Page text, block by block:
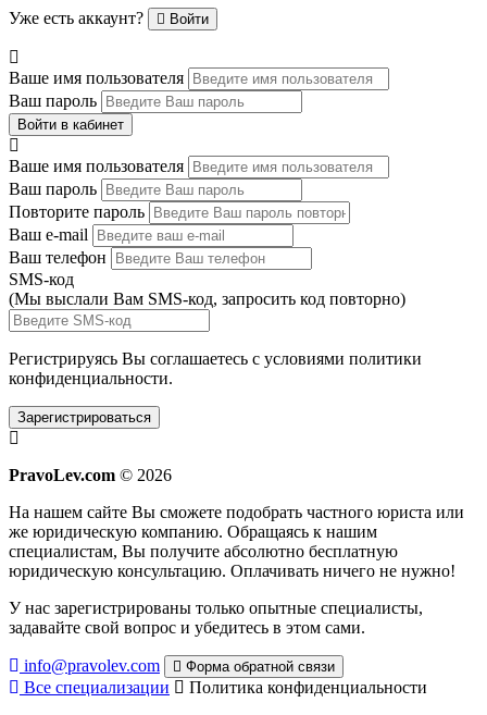
Уже есть аккаунт? Войти
Ваше имя пользователя
Ваш пароль
Войти в кабинет
Ваше имя пользователя
Ваш пароль
Повторите пароль
Ваш e-mail
Ваш телефон
SMS-код
(Мы выслали Вам SMS-код, запросить код повторно)
Регистрируясь Вы соглашаетесь с условиями политики
конфиденциальности.
Зарегистрироваться
PravoLev.com © 2026
На нашем сайте Вы сможете подобрать частного юриста или
же юридическую компанию. Обращаясь к нашим
специалистам, Вы получите абсолютно бесплатную
юридическую консультацию. Оплачивать ничего не нужно!
У нас зарегистрированы только опытные специалисты,
задавайте свой вопрос и убедитесь в этом сами.
info@pravolev.com Форма обратной связи
Все специализации
Политика конфиденциальности